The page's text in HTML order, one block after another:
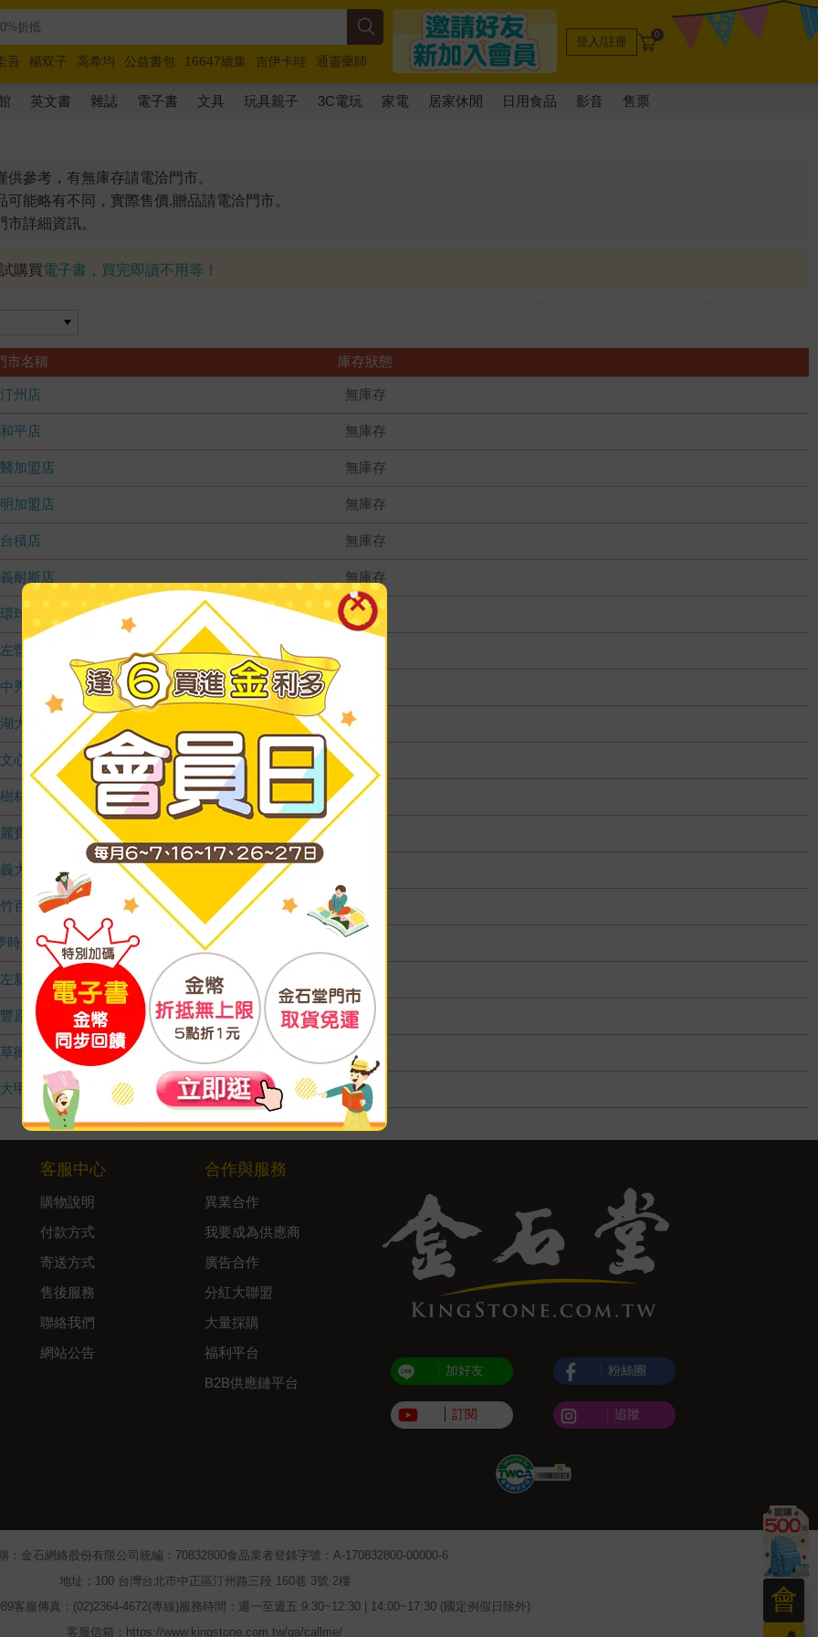
吾 楊双子 高希均 公益書包 16647續集 吉伊卡哇
通靈藥師
路邊攤新作 馬斯克 玩具總動員5 超慢跑
登入/註冊 0
英文書 雜誌 電子書 文具 玩具親子 3C電玩 家電 居家休閒 日用食品 影音 售票
參考，有無庫存請電洽門市。
能略有不同，實際售價.贈品請電洽門市。
詳細資訊。
購買電子書，買完即讀不用等！
市名稱 庫存狀態
汀州店 無庫存
和平店 無庫存
加盟店 無庫存
加盟店 無庫存
台積店 無庫存
耐斯店 無庫存
環球店 無庫存
左營店
秀泰店
大潤發 無庫存
文心店 無庫存
樹林店 無庫存
麗寶店
義大店
竹百店 無庫存
時代店 無庫存
左新店 無庫存
豐原店 無庫存
草衙店 無庫存
大甲店 無庫存
會
客服中心
購物說明
付款方式
寄送方式
售後服務
聯絡我們
網站公告
合作與服務
異業合作
我要成為供應商
廣告合作
分紅大聯盟
大量採購
福利平台
B2B供應鏈平台
加好友
訂閱
粉絲團
追蹤
：金石網絡股份有限公司 統編：70832800食品業者登錄字號：A-170832800-00000-6
地址：100 台灣台北市中正區汀州路三段 160巷 3號 2樓
客服傳真：(02)2364-4672(專線) 服務時間：週一至週五 9:30~12:30 | 14:00~17:30 (國定例假日除外)
客服信箱：https://www.kingstone.com.tw/qa/callme/